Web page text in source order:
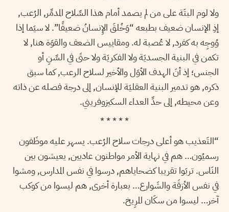
ولا لوم البتَة على من لم يصمد أمام هذا السِّلاح المدمِّر, الرُعب,
إذِ الإنسان ضعيف بطبعه “وَخُلقَ الإِنسانُ ضعيفًا”. لا سيَما إذا
وُوجِه به كفرد, لا عُصبة له. ومقاييس الضعف والقوَة هنا, لا
تكمن في البنية الجسديَة ولا الفكريَة ولا حتَى في السِّنِ أو
الجنس؛ إذ أنَ الهدف الأوَل والأخير لسلاح الرعب, كما سبق
ذكره, هو تدمير البنية العقليَة للإنسان, إلى درجة فصله عن ذاته
وعن محيطه, إلى حدِّ العداء السكيزوفريني.
* * * * *
“التَعذيب هو أعلى درجات سلاح الرُعب. يسهر عليه موظَفون
رسميُون… هم في نهاية الأمر مواطنون عاديين, يعيشون بين
النَاس. تربَوا تقريبا كضحاياهم, درسوا في نفس المدارس, ومشوا
في نفس الأزقَة والشَوارع… بعبارة أخرى, هم ليسوا من كوكب
آخر… ليسوا من سكَان المرِيخ.